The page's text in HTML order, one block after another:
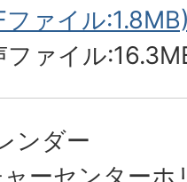
ァイル
ファイル
ンダー